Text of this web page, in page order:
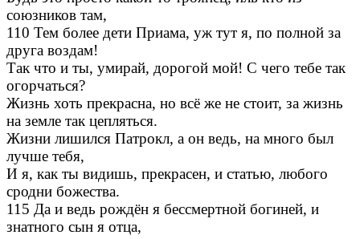
союзников там,
110 Тем более дети Приама, уж тут я, по полной за
друга воздам!
Так что и ты, умирай, дорогой мой! С чего тебе так
огорчаться?
Жизнь хоть прекрасна, но всё же не стоит, за жизнь
на земле так цепляться.
Жизни лишился Патрокл, а он ведь, на много был
лучше тебя,
И я, как ты видишь, прекрасен, и статью, любого
сродни божества.
115 Да и ведь рождён я бессмертной богиней, и
знатного сын я отца,